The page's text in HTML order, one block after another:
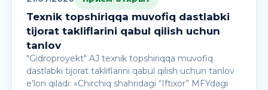
Texnik topshiriqqa muvofiq dastlabki
tijorat takliflarini qabul qilish uchun
tanlov
"Gidroproyekt" AJ texnik topshiriqqa muvofiq
dastlabki tijorat takliflarini qabul qilish uchun tanlov
e’lon qiladi: «Chirchiq shahridagi “Iftixor” MFYdagi